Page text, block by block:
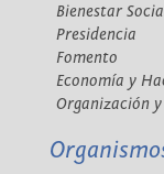
Bienestar
Presidencia
Fomento
Economía y
Organización y